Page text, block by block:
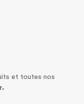
et toutes nos